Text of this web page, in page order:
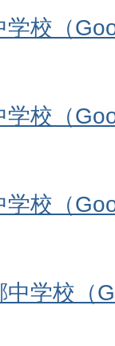
学校（
学校（
学校（
中学校（